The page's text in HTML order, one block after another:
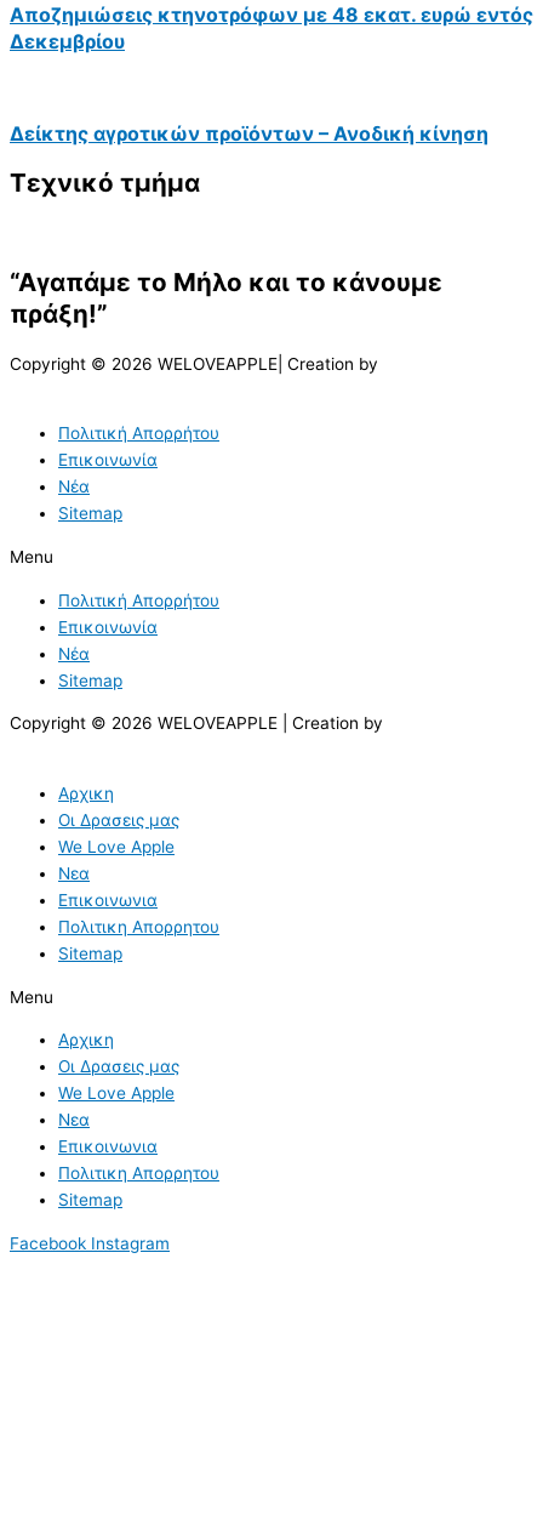
Αποζημιώσεις κτηνοτρόφων με 48 εκατ. ευρώ εντός
Δεκεμβρίου
Δείκτης αγροτικών προϊόντων – Ανοδική κίνηση
Τεχνικό τμήμα
“Αγαπάμε το Μήλο και το κάνουμε
πράξη!”
Copyright © 2026 WELOVEAPPLE| Creation by
Πολιτική Απορρήτου
Επικοινωνία
Νέα
Sitemap
Menu
Πολιτική Απορρήτου
Επικοινωνία
Νέα
Sitemap
Copyright © 2026 WELOVEAPPLE | Creation by
Αρχικη
Οι Δρασεις μας
We Love Apple
Νεα
Επικοινωνια
Πολιτικη Απορρητου
Sitemap
Menu
Αρχικη
Οι Δρασεις μας
We Love Apple
Νεα
Επικοινωνια
Πολιτικη Απορρητου
Sitemap
Facebook Instagram